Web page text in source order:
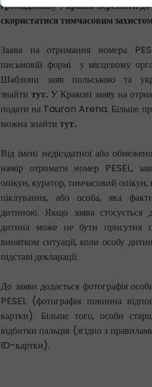
громадянину України переїхати
скористатися тимчасовим захистом
Заява на отримання номера
письмовій формі у місцевому
Шаблони заяв польською та
знайти тут.У Кракові заяву на
подати на Tauron Arena. Більше
можна знайти тут.
Від імені недієздатної або
намір отримати номер PESEL,
опікун, куратор, тимчасовий
піклування, або особа, яка
дитиною. Якщо заява стосується
дитина може не бути присутня
винятком ситуації, коли особу
підставі декларації.
До заяви додається фотографія
PESEL (фотографія повинна
картки). Більше того, особи
відбитки пальців (згідно з
ID-картки).